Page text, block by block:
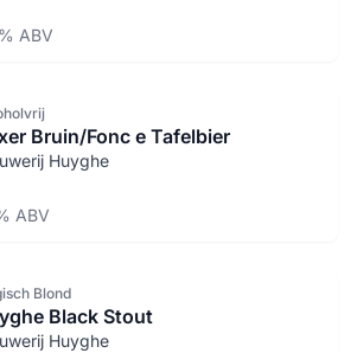
ABV
Bruin/Fonc e Tafelbier
Huyghe
ABV
Blond
Black Stout
Huyghe